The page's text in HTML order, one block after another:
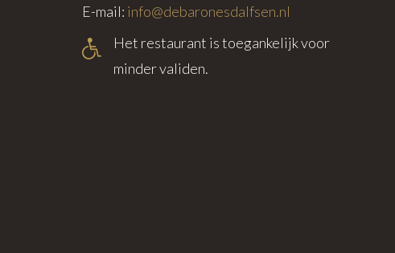
E-mail: info@debaronesdalfsen.nl
Het restaurant is toegankelijk voor
minder validen.